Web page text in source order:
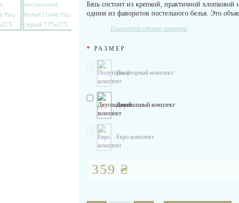
Бязь состоит из крепкой, практичной хлопковой
одним из фаворитов постельного белья. Это
Посмотреть таблицу размеров
РАЗМЕР
Полуторный комплект
Двуспальный комплект
Евро комплект
359 ₴